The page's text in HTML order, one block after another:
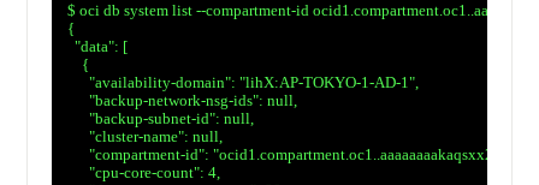
$ oci db system list --compartment-id
{
"data": [
{
"availability-domain": "lihX:AP-TOKYO-1-AD-1",
"backup-network-nsg-ids": null,
"backup-subnet-id": null,
"cluster-name": null,
"compartment-id":
"cpu-core-count": 4,